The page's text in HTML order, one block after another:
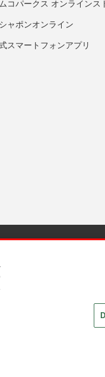
コパークス オンラインス
ャポンオンライン
スマートフォンアプリ